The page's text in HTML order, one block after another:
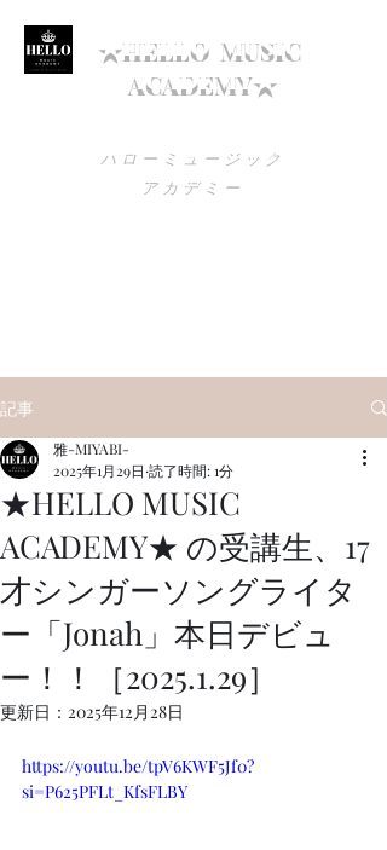
★HELLO MUSIC
ACADEMY★
ハローミュージック
アカデミー
記事
★HELLO MUSIC
ACADEMY★ の受講生、17
才シンガーソングライタ
ー「Jonah」本日デビュ
ー！！［2025.1.29］
雅-MIYABI-
2025年1月29日 読了時間: 1分
更新日： 2025年12月28日
https://youtu.be/tpV6KWF5Jf0?
si=P625PFLt_KfsFLBY